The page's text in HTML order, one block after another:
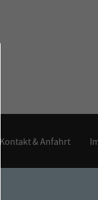
Kontakt & Anfahrt